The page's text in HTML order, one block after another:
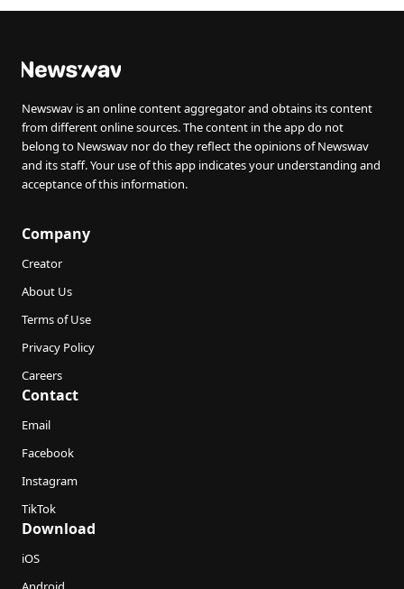
Newswav is an online content aggregator and obtains its content
from different online sources. The content in the app do not
belong to Newswav nor do they reflect the opinions of Newswav
and its staff. Your use of this app indicates your understanding and
acceptance of this information.
Company
Creator
About Us
Terms of Use
Privacy Policy
Careers
Contact
Email
Facebook
Instagram
TikTok
Download
iOS